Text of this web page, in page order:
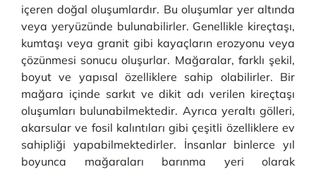
içeren doğal oluşumlardır. Bu oluşumlar yer altında
veya yeryüzünde bulunabilirler. Genellikle kireçtaşı,
kumtaşı veya granit gibi kayaçların erozyonu veya
çözünmesi sonucu oluşurlar. Mağaralar, farklı şekil,
boyut ve yapısal özelliklere sahip olabilirler. Bir
mağara içinde sarkıt ve dikit adı verilen kireçtaşı
oluşumları bulunabilmektedir. Ayrıca yeraltı gölleri,
akarsular ve fosil kalıntıları gibi çeşitli özelliklere ev
sahipliği yapabilmektedirler. İnsanlar binlerce yıl
boyunca mağaraları barınma yeri olarak